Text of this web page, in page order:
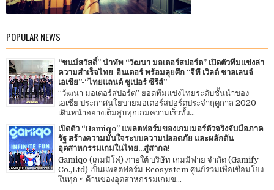
POPULAR NEWS
“ชนม์สวัสดิ์” นำทัพ “วัฒนา มอเตอร์สปอร์ต” เปิดตัวทีมแข่งล่า
ความสำเร็จไทย-อินเตอร์ พร้อมลุยศึก “จีที เวิลด์ ชาลเลนจ์
เอเชีย”-“ไทยแลนด์ ซูเปอร์ ซีรีส์”
“วัฒนา มอเตอร์สปอร์ต” ยอดทีมแข่งไทยระดับชั้นนำของ
เอเชีย ประกาศนโยบายมอเตอร์สปอร์ตประจำฤดูกาล 2020
เดินหน้าอย่างเต็มสูบทุกเกมความเร็วทั้ง...
เปิดตัว “Gamiqo” แพลตฟอร์มของเกมเมอร์ตัวจริงจับมือภาค
รัฐ สร้างความมั่นใจระบบความปลอดภัย และผลักดัน
อุตสาหกรรมเกมในไทย...สู่สากล!
Gamiqo (เกมมิโค่) ภายใต้ บริษัท เกมมิฟาย จำกัด (Gamify
Co.,Ltd) เป็นแพลตฟอร์ม Ecosystem ศูนย์รวมเพื่อเชื่อมโยง
ในทุก ๆ ด้านของอุตสาหกรรมเกมข...